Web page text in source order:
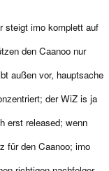
steigt imo komplett auf
den Caanoo nur
außen vor, hauptsache
der WiZ is ja
erst released; wenn
für den Caanoo; imo